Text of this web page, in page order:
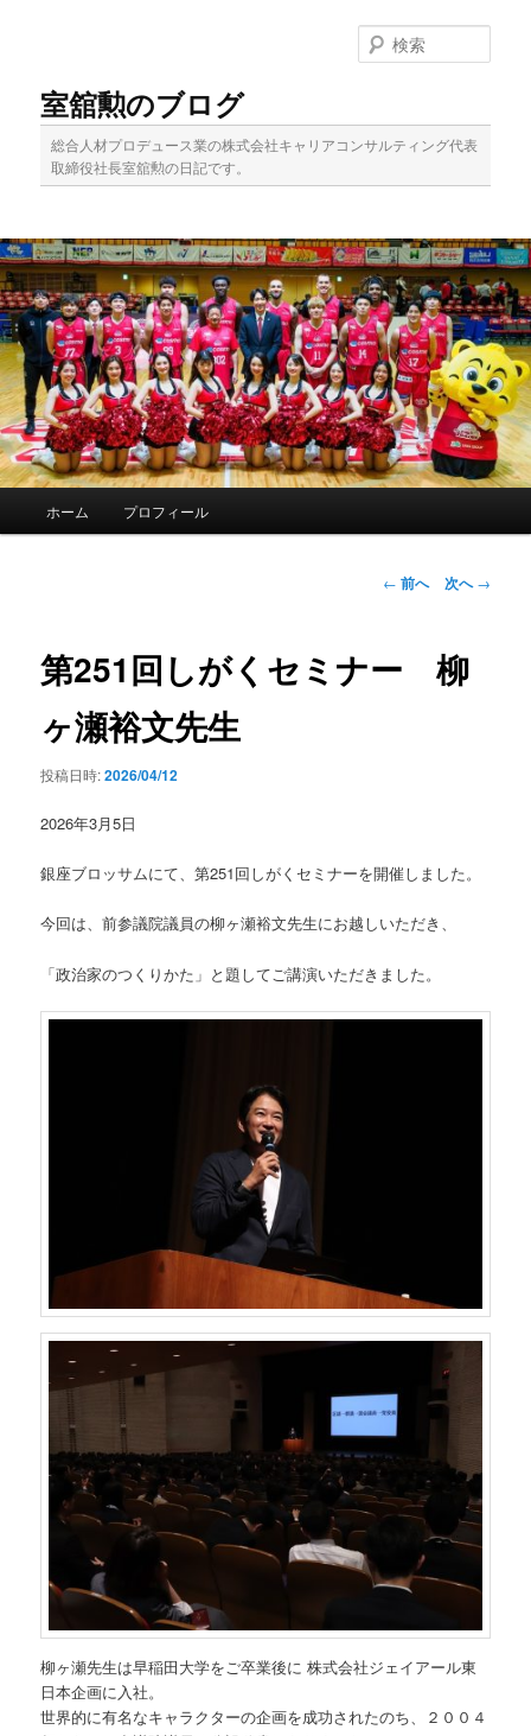
移
動
室舘勲のブログ
総合人材プロデュース業の株式会社キャリアコンサルティング代表
取締役社長室舘勲の日記です。
索
ホーム プロフィール
投
ゲ
← 前へ 次へ→
第251回しがくセミナー 柳
ヶ瀬裕文先生
投稿日時:2026/04/12
2026年3月5日
銀座ブロッサムにて、第251回しがくセミナーを開催しました。
今回は、前参議院議員の柳ヶ瀬裕文先生にお越しいただき、
「政治家のつくりかた」と題してご講演いただきました。
柳ヶ瀬先生は早稲田大学をご卒業後に 株式会社ジェイアール東
日本企画に入社。
世界的に有名なキャラクターの企画を成功されたのち、２００４